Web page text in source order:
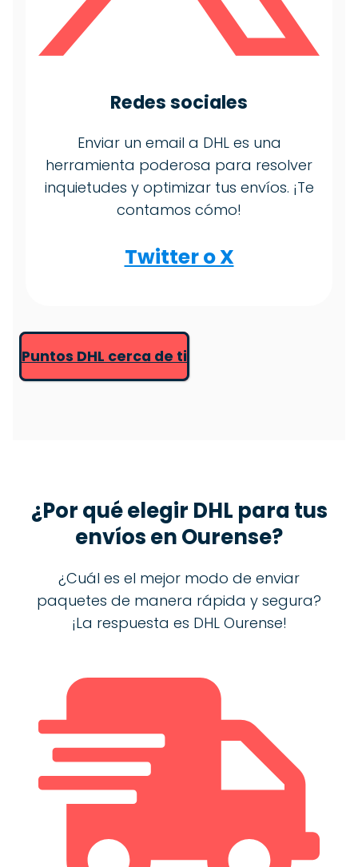
Redes sociales
Enviar un email a DHL es una
herramienta poderosa para resolver
inquietudes y optimizar tus envíos. ¡Te
contamos cómo!
Twitter o X
Puntos DHL cerca de ti
¿Por qué elegir DHL para tus
envíos enOurense?
¿Cuál es el mejor modo de enviar
paquetes de manera rápida y segura?
¡La respuesta es DHL Ourense!